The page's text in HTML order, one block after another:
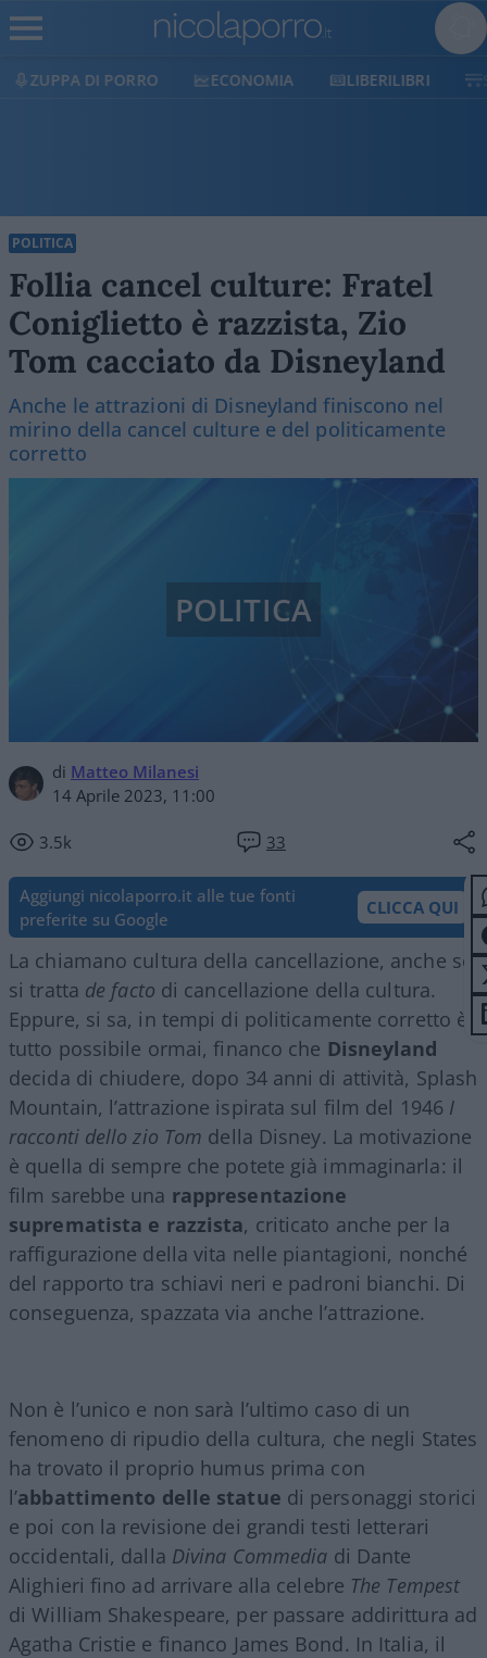
ECONOMIA LIBERILIBRI SHOP SOSTIENICI
POLITICA
Follia cancel culture: Fratel
Coniglietto è razzista, Zio
Tom cacciato da Disneyland
Anche le attrazioni di Disneyland finiscono nel
mirino della cancel culture e del politicamente
corretto
di Matteo Milanesi
14 Aprile 2023, 11:00
3.5k 33
POLITICA
Aggiungi nicolaporro.it alle tue fonti
preferite su Google
CLICCA QUI
La chiamano cultura della cancellazione, anche se
si tratta de facto di cancellazione della cultura.
Eppure, si sa, in tempi di politicamente corretto è
tutto possibile ormai, financo che Disneyland
decida di chiudere, dopo 34 anni di attività, Splash
Mountain, l’attrazione ispirata sul film del 1946 I
racconti dello zio Tom della Disney. La motivazione
è quella di sempre che potete già immaginarla: il
film sarebbe una rappresentazione
suprematista e razzista, criticato anche per la
raffigurazione della vita nelle piantagioni, nonché
del rapporto tra schiavi neri e padroni bianchi. Di
conseguenza, spazzata via anche l’attrazione.
Non è l’unico e non sarà l’ultimo caso di un
fenomeno di ripudio della cultura, che negli States
ha trovato il proprio humus prima con
l’abbattimento delle statue di personaggi storici
e poi con la revisione dei grandi testi letterari
occidentali, dalla Divina Commedia di Dante
Alighieri fino ad arrivare alla celebre The Tempest
di William Shakespeare, per passare addirittura ad
Agatha Cristie e financo James Bond. In Italia, il